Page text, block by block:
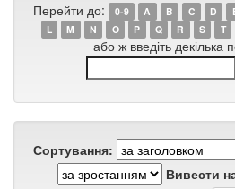
Перейти до: 0-9 A B C D
L
M N O P Q R S T
або ж введіть декілька
Сортування:
Вивести